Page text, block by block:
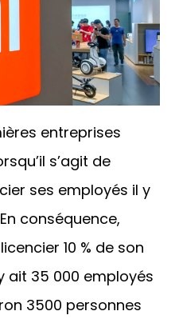
entreprises
s’agit de
ses employés il y
conséquence,
10 % de son
ait 35 000 employés
3500 personnes